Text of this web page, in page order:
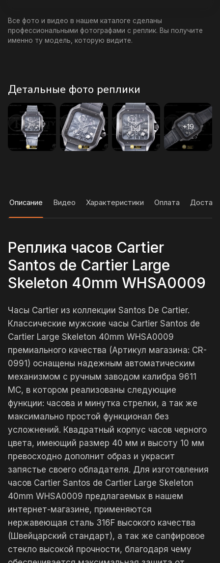
Все фото и видео в нашем каталоге сделаны
профессиональными фотографами с реплик. Вы получите
именно ту модель, которую видите.
Детальные фото реплики
Описание Видео Характеристики Оплата
Реплика часов Cartier
Santos de Cartier Large
Skeleton 40mm WHSA0009
Часы Cartier из коллекции Santos De Cartier.
Классические мужские часы Cartier Santos de
Cartier Large Skeleton 40mm WHSA0009
премиального качества (Артикул магазина: CR-
0991) оснащены надежным автоматическим
механизмом с ручным заводом калибра 9611
MC, в котором реализованы следующие
функции: часова и минутка стрелки, а так же
максимально простой функционал без
усложнений. Квадратный корпус часов черного
цвета, имеющий размер 40 мм и высоту 10 мм
превосходно дополнит образ и украсит
запястье своего обладателя. Для изготовления
часов Cartier Santos de Cartier Large Skeleton
40mm WHSA0009 предлагаемых в нашем
интернет-магазине, применяются
нержавеющая сталь 316F высокого качества
(Швейцарский стандарт), а так же сапфировое
стекло высокой прочности, благодаря чему